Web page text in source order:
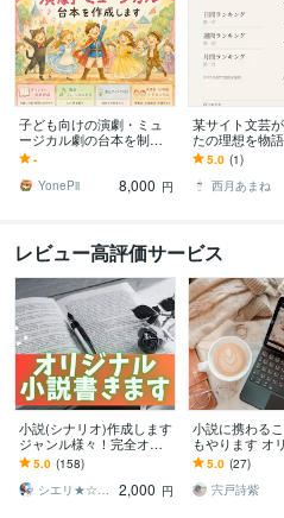
子ども向けの演劇・ミュ
ージカル劇の台本を制作
します ★発表会などの台
本作成の悩み、解消しま
す！
-
YonePii
8,000 円
某サイト文芸
たの理想を物
某サイトで日間
位を複数回獲得
築中の特別価格
5.0 (1)
西月あまね
レビュー高評価サービス
小説(シナリオ)作成します
ジャンル様々！完全オリ
ジナルから夢小説までO
K！
5.0 (158)
シエリ★☆web·シナリオライター
2,000 円
小説に携わる
もやります オ
説、感想文、校
いを叶える一助
す。
5.0 (27)
宍戸詩紫